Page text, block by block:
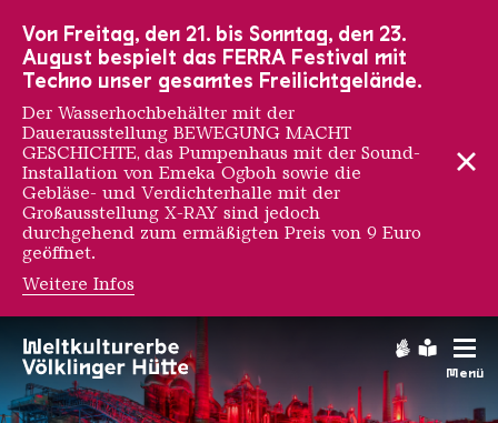
Menü
Hochofengruppe in Rot
Von Freitag, den 21. bis Sonntag, den 23.
August bespielt das FERRA Festival mit
Techno unser gesamtes Freilichtgelände.
Der Wasserhochbehälter mit der
Dauerausstellung BEWEGUNG MACHT
GESCHICHTE, das Pumpenhaus mit der Sound-
Installation von Emeka Ogboh sowie die
Gebläse- und Verdichterhalle mit der
Großausstellung X-RAY sind jedoch
durchgehend zum ermäßigten Preis von 9 Euro
geöffnet.
Weitere Infos